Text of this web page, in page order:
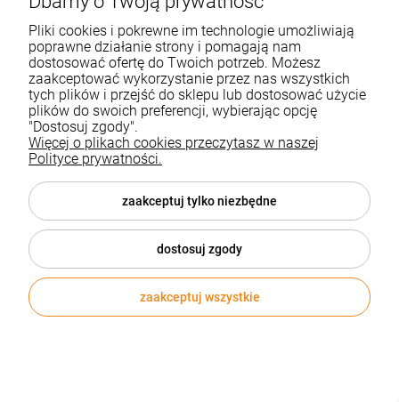
ACTIVE 20szt.
HERBAPOL
5,49 zł
DO KOSZYKA
Pliki cookies i pokrewne im technologie umożliwiają
poprawne działanie strony i pomagają nam
dostosować ofertę do Twoich potrzeb. Możesz
zaakceptować wykorzystanie przez nas wszystkich
tych plików i przejść do sklepu lub dostosować użycie
plików do swoich preferencji, wybierając opcję
"Dostosuj zgody".
Więcej o plikach cookies przeczytasz w naszej
Polityce prywatności.
zaakceptuj tylko niezbędne
dostosuj zgody
zaakceptuj wszystkie